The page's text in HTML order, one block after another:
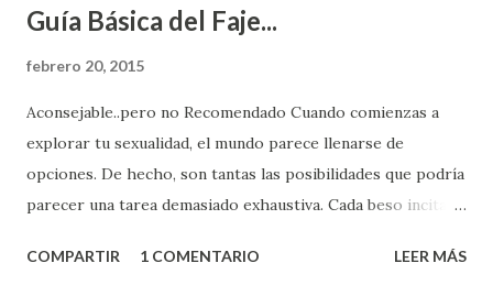
Guía Básica del Faje...
febrero 20, 2015
Aconsejable..pero no Recomendado Cuando comienzas a
explorar tu sexualidad, el mundo parece llenarse de
opciones. De hecho, son tantas las posibilidades que podría
parecer una tarea demasiado exhaustiva. Cada beso incita
partes de ti que jamás hubieras imaginado. El problema es
COMPARTIR 1 COMENTARIO LEER MÁS